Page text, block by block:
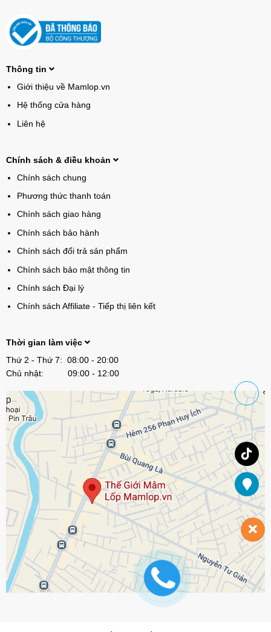
Thông tin
Giới thiệu về Mamlop.vn
Hệ thống cửa hàng
Liên hệ
Chính sách & điều khoản
Chính sách chung
Phương thức thanh toán
Chính sách giao hàng
Chính sách bảo hành
Chính sách đổi trả sản phẩm
Chính sách bảo mật thông tin
Chính sách Đại lý
Chính sách Affiliate - Tiếp thị liên kết
Thời gian làm việc
Thứ 2 - Thứ 7: 08:00 - 20:00
Chủ nhật: 09:00 - 12:00